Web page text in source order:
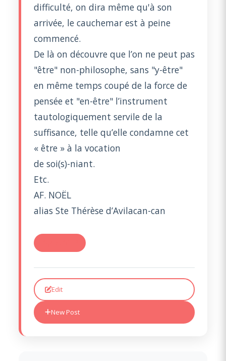
difficulté, on dira même qu'à son
arrivée, le cauchemar est à peine
commencé.
De là on découvre que l’on ne peut pas
"être" non-philosophe, sans "y-être"
en même temps coupé de la force de
pensée et "en-être" l’instrument
tautologiquement servile de la
suffisance, telle qu’elle condamne cet
« être » à la vocation
de soi(s)-niant.
Etc.
AF. NOËL
alias Ste Thérèse d’Avilacan-can
Edit
New Post